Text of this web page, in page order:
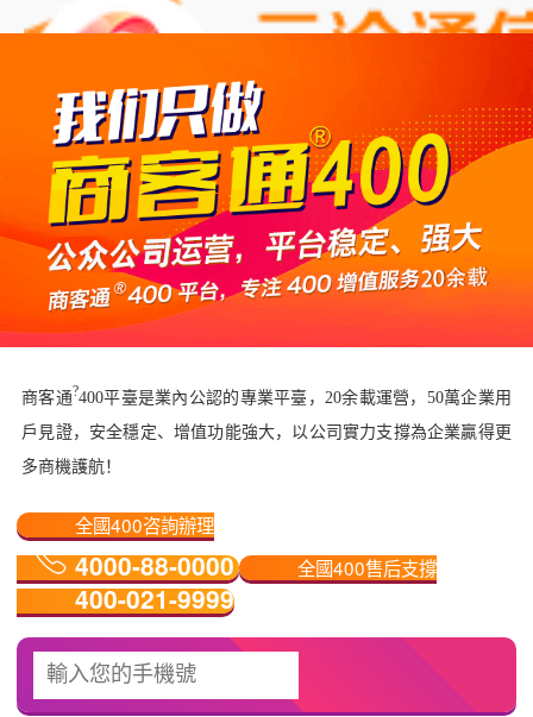
商客通?400平臺是業內公認的專業平臺，20余載運營，50萬企業用
戶見證，安全穩定、增值功能強大，以公司實力支撐為企業贏得更
多商機護航！
全國400咨詢辦理
4000-88-0000 全國400售后支撐
400-021-9999